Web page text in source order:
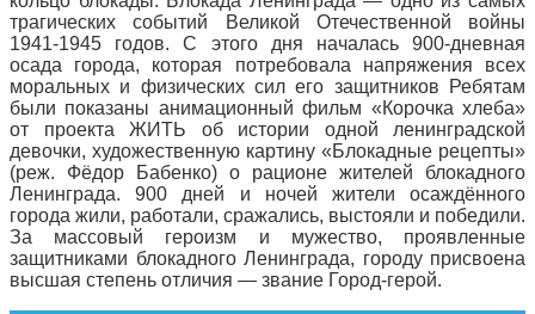
трагических событий Великой Отечественной войны
1941-1945 годов. С этого дня началась 900-дневная
осада города, которая потребовала напряжения всех
моральных и физических сил его защитников Ребятам
были показаны анимационный фильм «Корочка хлеба»
от проекта ЖИТЬ об истории одной ленинградской
девочки, художественную картину «Блокадные рецепты»
(реж. Фёдор Бабенко) о рационе жителей блокадного
Ленинграда. 900 дней и ночей жители осаждённого
города жили, работали, сражались, выстояли и победили.
За массовый героизм и мужество, проявленные
защитниками блокадного Ленинграда, городу присвоена
высшая степень отличия — звание Город-герой.